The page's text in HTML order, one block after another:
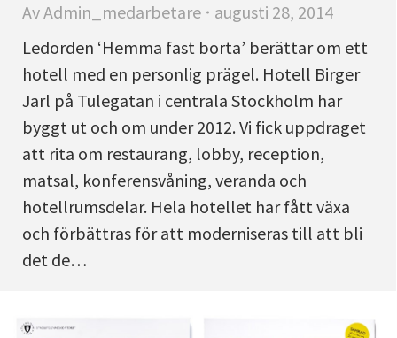
AvAdmin_medarbetare
augusti 28, 2014
Ledorden ‘Hemma fast borta’ berättar om ett
hotell med en personlig prägel. Hotell Birger
Jarl på Tulegatan i centrala Stockholm har
byggt ut och om under 2012. Vi fick uppdraget
att rita om restaurang, lobby, reception,
matsal, konferensvåning, veranda och
hotellrumsdelar. Hela hotellet har fått växa
och förbättras för att moderniseras till att bli
det de…